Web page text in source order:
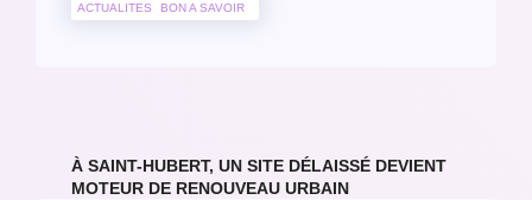
ACTUALITES BON A SAVOIR
À SAINT-HUBERT, UN SITE DÉLAISSÉ DEVIENT
MOTEUR DE RENOUVEAU URBAIN